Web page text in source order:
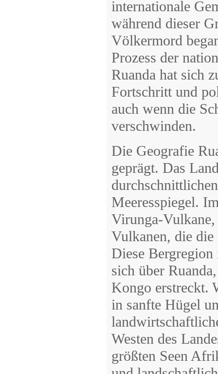
internationale
während dieser
Völkermord
Prozess der
Ruanda hat sich
Fortschritt und
auch wenn die
verschwinden.
Die Geografie
geprägt. Das
Meeresspiegel.
Virunga-
Vulkanen, die
Diese
sich über
Kongo erstreckt.
in sanfte Hügel
Westen des
größten Seen